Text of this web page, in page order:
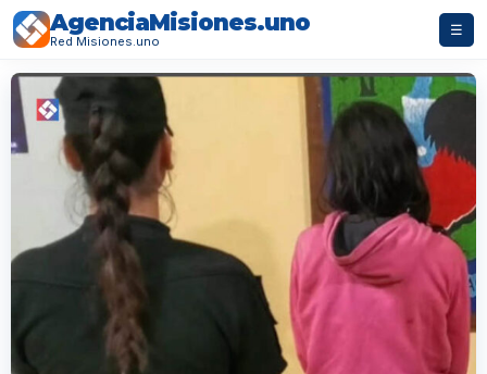
AgenciaMisiones.uno
Red Misiones.uno
☰